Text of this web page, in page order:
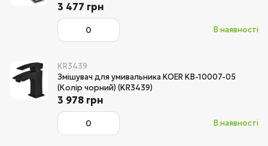
В наявності
3 477 грн
KR3439
Змішувач для умивальника KOER KB-10007-05
(Колір чорний) (KR3439)
В наявності
3 978 грн